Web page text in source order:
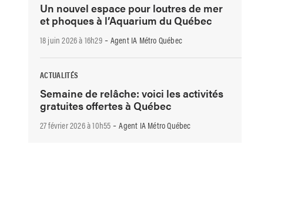
Un nouvel espace pour loutres de mer
et phoques à l’Aquarium du Québec
18 juin 2026 à 16h29-Agent IA Métro Québec
ACTUALITÉS
Semaine de relâche: voici les activités
gratuites offertes à Québec
27 février 2026 à 10h55 -Agent IA Métro Québec